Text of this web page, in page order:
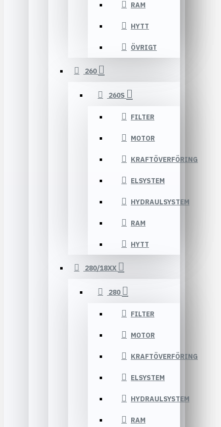
RAM
HYTT
ÖVRIGT
260
260S
FILTER
MOTOR
KRAFTÖVERFÖRING
ELSYSTEM
HYDRAULSYSTEM
RAM
HYTT
280/18XX
280
FILTER
MOTOR
KRAFTÖVERFÖRING
ELSYSTEM
HYDRAULSYSTEM
RAM